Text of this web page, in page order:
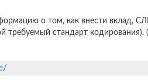
о том, как внести вклад,
требуемый стандарт кодирования).